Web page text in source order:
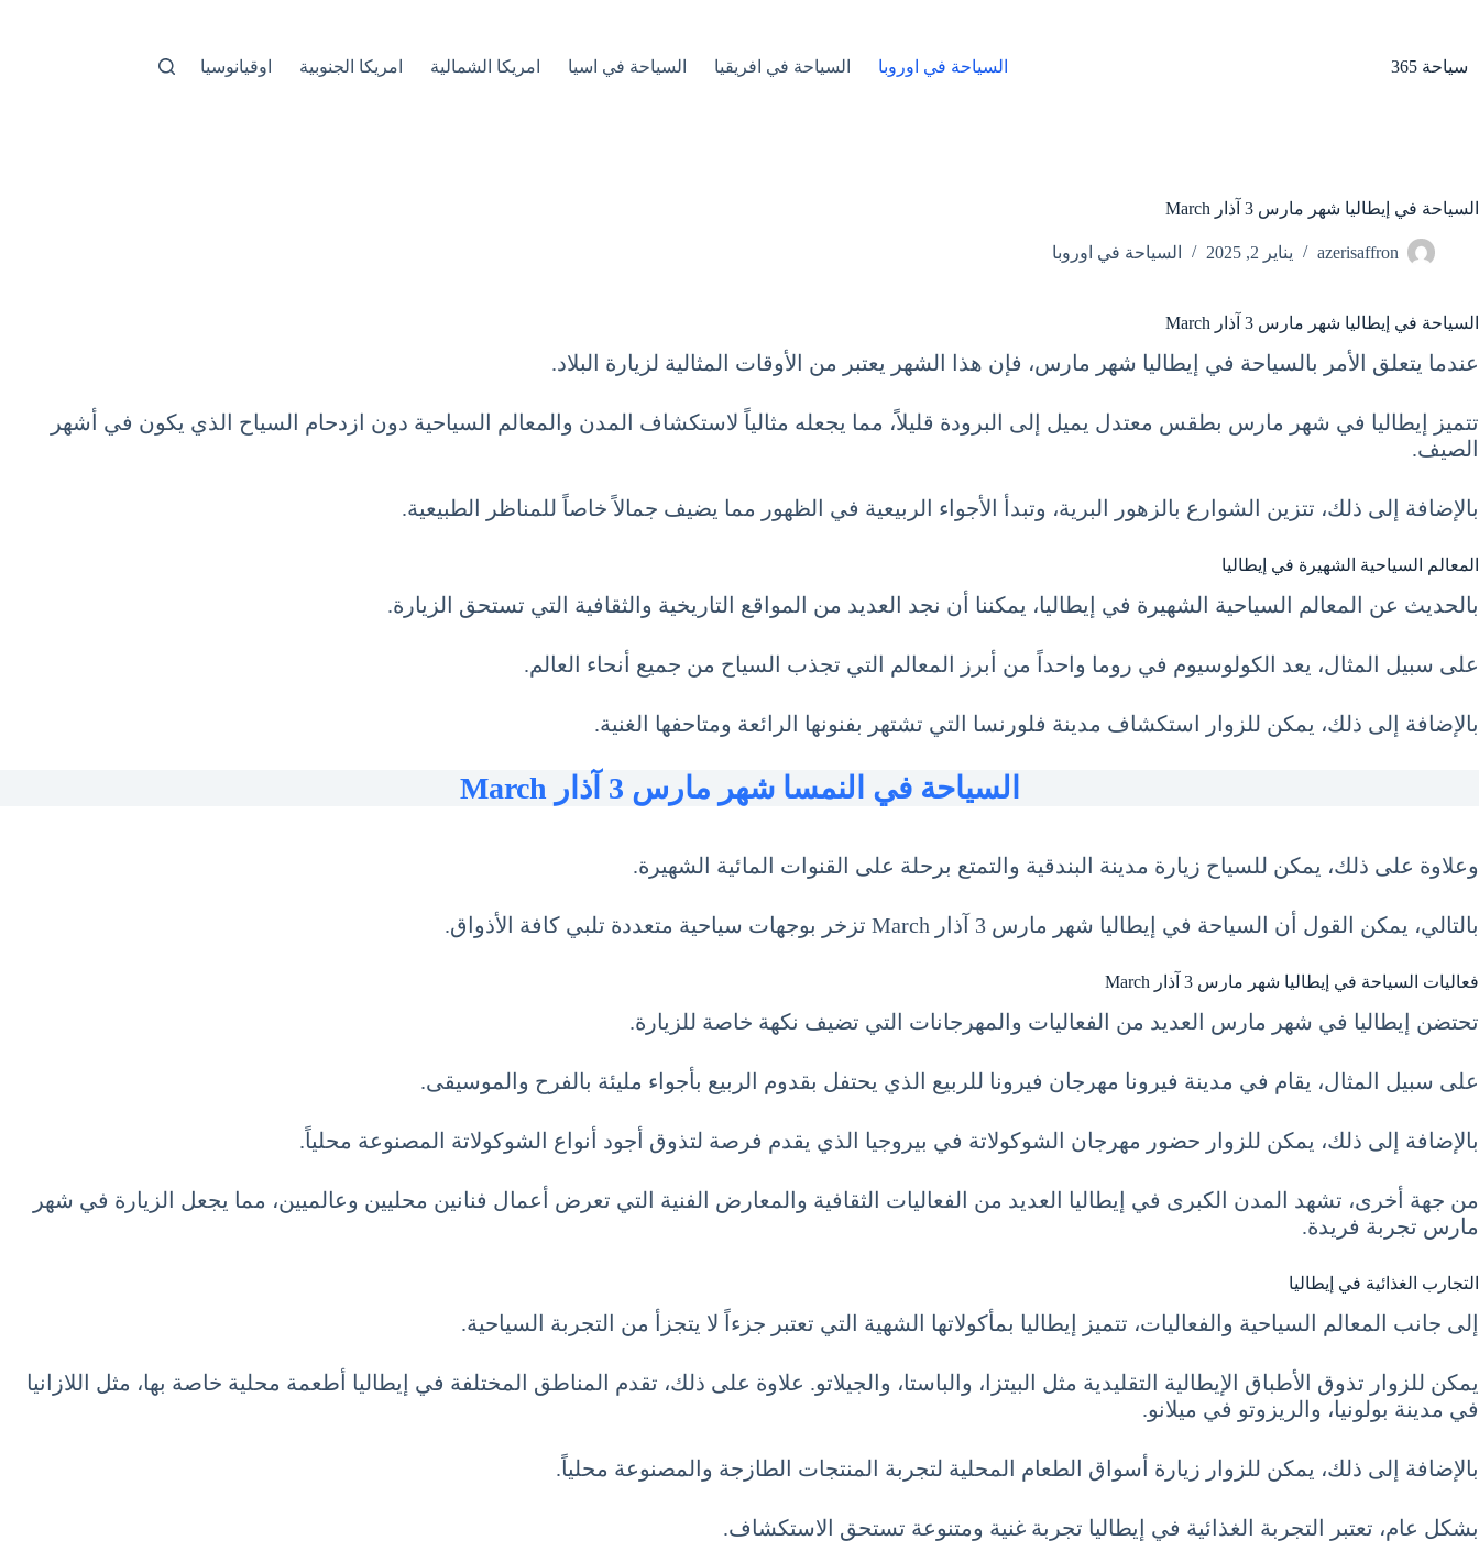
سياحة 365 السياحة في اوروبا السياحة في افريقيا السياحة في اسيا امريكا الشمالية امريكا الجنوبية اوقيانوسيا
السياحة في إيطاليا شهر مارس 3 آذار March
azerisaffron يناير 2, 2025 السياحة في اوروبا
السياحة في إيطاليا شهر مارس 3 آذار March
عندما يتعلق الأمر بالسياحة في إيطاليا شهر مارس، فإن هذا الشهر يعتبر من الأوقات المثالية لزيارة البلاد.
تتميز إيطاليا في شهر مارس بطقس معتدل يميل إلى البرودة قليلاً، مما يجعله مثالياً لاستكشاف المدن والمعالم السياحية دون ازدحام السياح الذي يكون في أشهر
الصيف.
بالإضافة إلى ذلك، تتزين الشوارع بالزهور البرية، وتبدأ الأجواء الربيعية في الظهور مما يضيف جمالاً خاصاً للمناظر الطبيعية.
المعالم السياحية الشهيرة في إيطاليا
بالحديث عن المعالم السياحية الشهيرة في إيطاليا، يمكننا أن نجد العديد من المواقع التاريخية والثقافية التي تستحق الزيارة.
على سبيل المثال، يعد الكولوسيوم في روما واحداً من أبرز المعالم التي تجذب السياح من جميع أنحاء العالم.
بالإضافة إلى ذلك، يمكن للزوار استكشاف مدينة فلورنسا التي تشتهر بفنونها الرائعة ومتاحفها الغنية.
السياحة في النمسا شهر مارس 3 آذار March
وعلاوة على ذلك، يمكن للسياح زيارة مدينة البندقية والتمتع برحلة على القنوات المائية الشهيرة.
بالتالي، يمكن القول أن السياحة في إيطاليا شهر مارس 3 آذار March تزخر بوجهات سياحية متعددة تلبي كافة الأذواق.
فعاليات السياحة في إيطاليا شهر مارس 3 آذار March
تحتضن إيطاليا في شهر مارس العديد من الفعاليات والمهرجانات التي تضيف نكهة خاصة للزيارة.
على سبيل المثال، يقام في مدينة فيرونا مهرجان فيرونا للربيع الذي يحتفل بقدوم الربيع بأجواء مليئة بالفرح والموسيقى.
بالإضافة إلى ذلك، يمكن للزوار حضور مهرجان الشوكولاتة في بيروجيا الذي يقدم فرصة لتذوق أجود أنواع الشوكولاتة المصنوعة محلياً.
من جهة أخرى، تشهد المدن الكبرى في إيطاليا العديد من الفعاليات الثقافية والمعارض الفنية التي تعرض أعمال فنانين محليين وعالميين، مما يجعل الزيارة في شهر
مارس تجربة فريدة.
التجارب الغذائية في إيطاليا
إلى جانب المعالم السياحية والفعاليات، تتميز إيطاليا بمأكولاتها الشهية التي تعتبر جزءاً لا يتجزأ من التجربة السياحية.
يمكن للزوار تذوق الأطباق الإيطالية التقليدية مثل البيتزا، والباستا، والجيلاتو. علاوة على ذلك، تقدم المناطق المختلفة في إيطاليا أطعمة محلية خاصة بها، مثل اللازانيا
في مدينة بولونيا، والريزوتو في ميلانو.
بالإضافة إلى ذلك، يمكن للزوار زيارة أسواق الطعام المحلية لتجربة المنتجات الطازجة والمصنوعة محلياً.
بشكل عام، تعتبر التجربة الغذائية في إيطاليا تجربة غنية ومتنوعة تستحق الاستكشاف.